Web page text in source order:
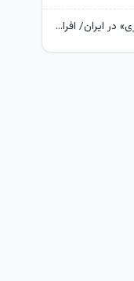
شیوع «کم‌کاری اجباری» در ایران/ افراد شاغل باید به ساعات کاری کمتر و دستمزد کمتر رضایت دهند